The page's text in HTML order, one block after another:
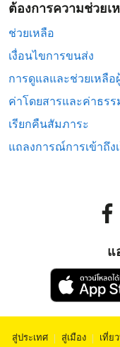
ต้องการความช่วยเ
ช่วยเหลือ
เงื่อนไขการขนส่ง
การดูแลและช่วยเหลือ
ค่าโดยสารและค่าธรร
เรียกคืนสัมภาระ
แถลงการณ์การเข้าถึง
แ
สู่ประเทศ | สู่เมือง | เที่ย